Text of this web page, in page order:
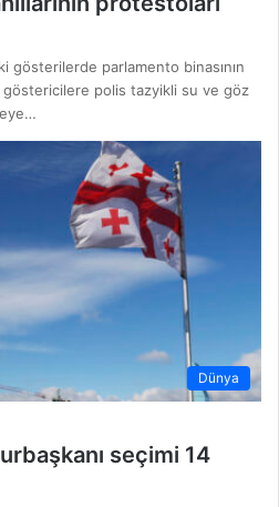
gösterilerde parlamento binasının
göstericilere polis tazyikli su ve göz
Dünya
seçimi 14